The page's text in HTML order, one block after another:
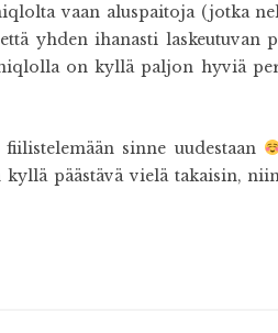
vaan aluspaitoja (jotka
yhden ihanasti
on kyllä paljon hyviä
sinne uudestaan
päästävä vielä takaisin,